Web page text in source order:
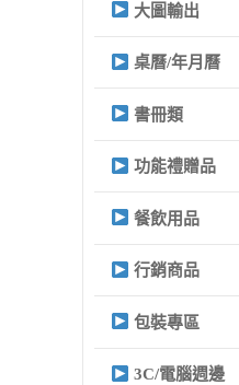
大圖輸出
桌曆/年月曆
書冊類
功能禮贈品
餐飲用品
行銷商品
包裝專區
3C/電腦週邊